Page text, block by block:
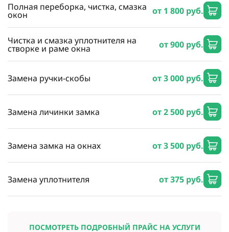
Полная переборка, чистка, смазка
окон от 1 800 руб.
Чистка и смазка уплотнителя на
створке и раме окна от 900 руб.
Замена ручки-скобы от 3 000 руб.
Замена личинки замка от 2 500 руб.
Замена замка на окнах от 3 500 руб.
Замена уплотнителя от 375 руб.
ПОСМОТРЕТЬ ПОДРОБНЫЙ ПРАЙС НА УСЛУГИ